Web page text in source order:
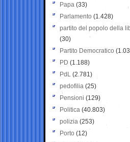
Papa (33)
Parlamento (1.428)
partito del popolo della
(30)
Partito Democratico
PD (1.188)
PdL (2.781)
pedofilia (25)
Pensioni (129)
Politica (40.803)
polizia (253)
Porto (12)